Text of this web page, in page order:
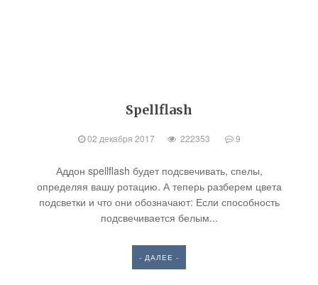
Spellflash
02 декабря 2017 222353 9
Аддон spellflash будет подсвечивать, спелы,
определяя вашу ротацию. А теперь разберем цвета
подсветки и что они обозначают: Если способность
подсвечивается белым...
- ДАЛЕЕ -